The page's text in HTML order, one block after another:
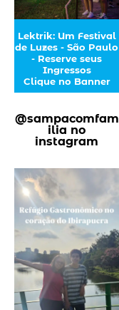
Lektrik: Um Festival
de Luzes - São Paulo
- Reserve seus
Ingressos
Clique no Banner
@sampacomfam
ilia no
instagram